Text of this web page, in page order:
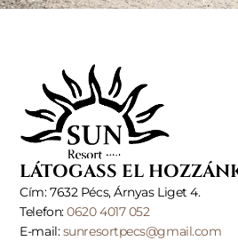
LÁTOGASS EL
Cím: 7632 Pécs, Árnyas Liget 4.
Telefon:0620 4017 052
E-mail:sunresortpecs@gmail.com